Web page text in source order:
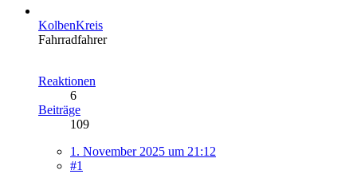
KolbenKreis
Fahrradfahrer
Reaktionen
6
Beiträge
109
1. November 2025 um 21:12
#1